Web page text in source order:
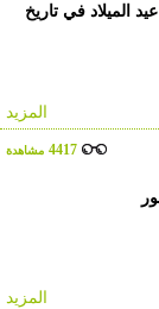
الميلاد في تاريخ
المزيد
4417 مشاهدة
المزيد